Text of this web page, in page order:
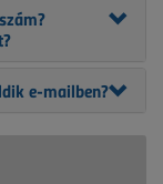
e-mailben?